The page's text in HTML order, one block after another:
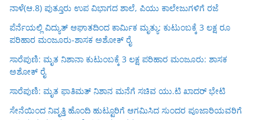
ನಾಳೆ(ಆ.8) ಪುತ್ತೂರು ಉಪ ವಿಭಾಗದ ಶಾಲೆ, ಪಿಯು ಕಾಲೇಜುಗಳಿಗೆ ರಜೆ
ಪೆರ್ನೆಯಲ್ಲಿ ವಿದ್ಯುತ್ ಆಘಾತದಿಂದ ಕಾರ್ಮಿಕ ಮೃತ್ಯು: ಕುಟುಂಬಕ್ಕೆ 3 ಲಕ್ಷ ರೂ
ಪರಿಹಾರ ಮಂಜೂರು-ಶಾಸಕ ಅಶೋಕ್ ರೈ
ಸಾರೆಪುಣಿ: ಮೃತ ನಿಶಾನಾ ಕುಟುಂಬಕ್ಕೆ 3 ಲಕ್ಷ ಪರಿಹಾರ ಮಂಜೂರು: ಶಾಸಕ
ಅಶೋಕ್ ರೈ
ಸಾರೆಪುಣಿ: ಮೃತ ಫಾತಿಮತ್ ನಿಶಾನ ಮನೆಗೆ ಸಚಿವ ಯು.ಟಿ ಖಾದರ್ ಭೇಟಿ
ಸೇನೆಯಿಂದ ನಿವೃತ್ತಿ ಹೊಂದಿ ಹುಟ್ಟೂರಿಗೆ ಆಗಮಿಸಿದ ಸುಂದರ ಪೂಜಾರಿಯವರಿಗೆ